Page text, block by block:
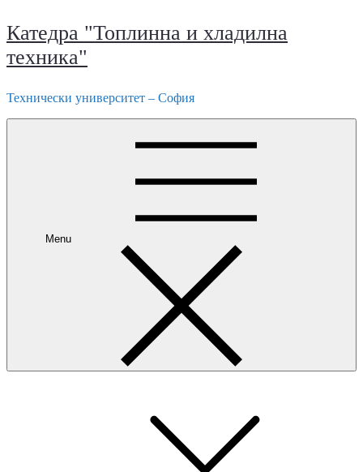
Катедра "Топлинна и хладилна
техника"
Технически университет – София
Menu